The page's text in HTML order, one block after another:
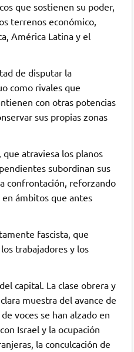
que sostienen su poder,
terrenos económico,
América Latina y el
de disputar la
como rivales que
con otras potencias
sus propias zonas
atraviesa los planos
subordinan sus
confrontación, reforzando
ámbitos que antes
fascista, que
trabajadores y los
capital. La clase obrera y
muestra del avance de
voces se han alzado en
Israel y la ocupación
la conculcación de